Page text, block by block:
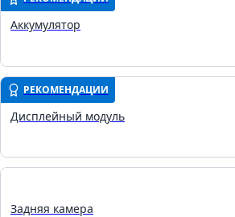
Аккумулятор
РЕКОМЕНДАЦИИ
Дисплейный модуль
Задняя камера